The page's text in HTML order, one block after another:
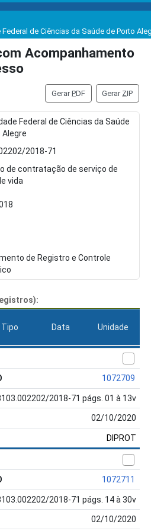
Federal de Ciências da Saúde de Porto
Acompanhamento
GerarPDF Gerar ZIP
Federal de Ciências da Saúde
Alegre
2018-71
de contratação de serviço de
vida
de Registro e Controle
Tipo Data Unidade
1072709
2018-71 págs. 01 à 13v
02/10/2020
DIPROT
1072711
2018-71 págs. 14 à 30v
02/10/2020